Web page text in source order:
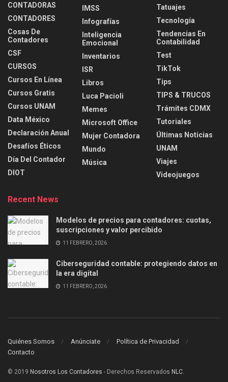
CONTADORAS
CONTADORES
Cosas De
Contadores
CSF
CURSOS
Cursos En Línea
Cursos Gratis
Cursos UNAM
Data México
Declaración Anual
Desafíos Éticos
Día Del Contador
DIOT
IMSS
Infografías
Inteligencia
Emocional
Inventarios
ISR
Libros
Luca Pacioli
Memes
Microsoft Office
Mujer Contadora
Mundo
Música
Tatuajes
Tecnología
Tendencias En
Contabilidad
Test
TikTok
Tips
TIPS & TRUCOS
Trámites CDMX
Tutoriales
Últimas Noticias
UNAM
Viajes
Videojuegos
Recent News
Modelos de precios para contadores: cuotas,
suscripciones y valor percibido
11 FEBRERO, 2026
Ciberseguridad contable: protegiendo datos en
la era digital
11 FEBRERO, 2026
Quiénes Somos Anúnciate
Política de Privacidad
Contacto
© 2019 Nosotros Los Contadores - Derechos Reservados NLC